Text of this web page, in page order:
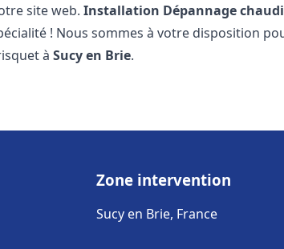
site web.Installation Dépannage
! Nous sommes à votre disposition
àSucy en Brie.
Zone intervention
Sucy en Brie, France